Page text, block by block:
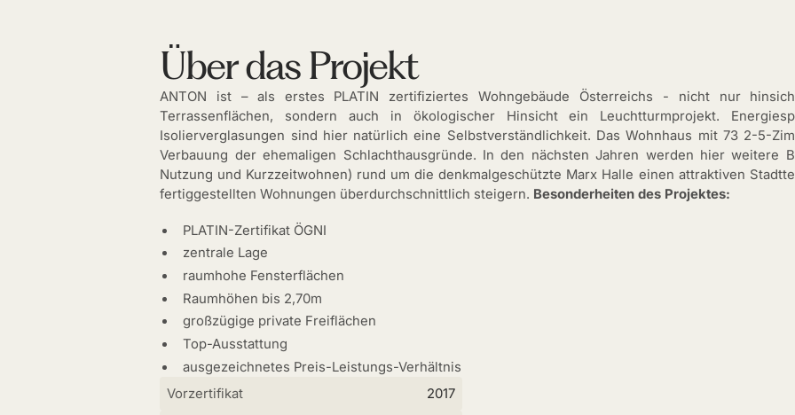
Über das Projekt
ANTON ist – als erstes PLATIN zertifiziertes Wohngebäude Österreichs - nicht nur
Terrassenflächen, sondern auch in ökologischer Hinsicht ein Leuchtturmprojekt.
Isolierverglasungen sind hier natürlich eine Selbstverständlichkeit. Das Wohnhaus mit 73 2-5-
Verbauung der ehemaligen Schlachthausgründe. In den nächsten Jahren werden hier weitere
Nutzung und Kurzzeitwohnen) rund um die denkmalgeschützte Marx Halle einen attraktiven
fertiggestellten Wohnungen überdurchschnittlich steigern. Besonderheiten des Projektes:
PLATIN-Zertifikat ÖGNI
zentrale Lage
raumhohe Fensterflächen
Raumhöhen bis 2,70m
großzügige private Freiflächen
Top-Ausstattung
ausgezeichnetes Preis-Leistungs-Verhältnis
Vorzertifikat
2017